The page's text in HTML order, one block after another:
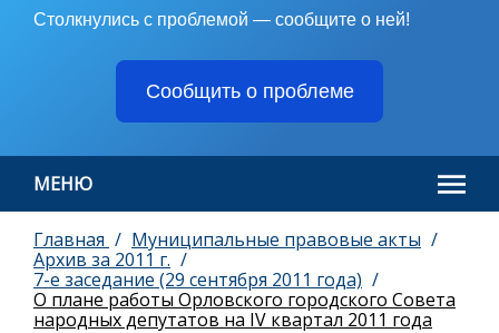
Столкнулись с проблемой — сообщите о ней!
Сообщить о проблеме
МЕНЮ
Главная
Муниципальные правовые акты
Архив за 2011 г.
7-е заседание (29 сентября 2011 года)
О плане работы Орловского городского Совета
народных депутатов на IV квартал 2011 года